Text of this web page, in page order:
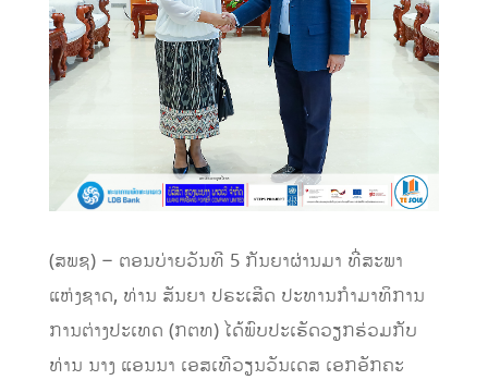
(ສພຊ) – ຕອນບ່າຍວັນທີ 5 ກັນຍາຜ່ານມາ ທີ່ສະພາ
ແຫ່ງຊາດ, ທ່ານ ສັນຍາ ປຣະເສີດ ປະທານກໍາມາທິການ
ການຕ່າງປະເທດ (ກຕທ) ໄດ້ພົບປະເຮັດວຽກຮ່ວມກັບ
ທ່ານ ນາງ ແອນນາ ເອສເທີວຽນວັນເດສ ເອກອັກຄະ